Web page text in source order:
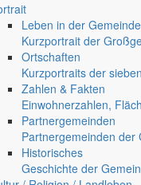
anzeigen@gemeinde-
Leben in der Gemeinde
Kurzportrait der
Ortschaften
Kurzportraits der
Zahlen & Fakten
Einwohnerzahlen,
Partnergemeinden
Partnergemeinden
Historisches
Geschichte der
Paulsdorf